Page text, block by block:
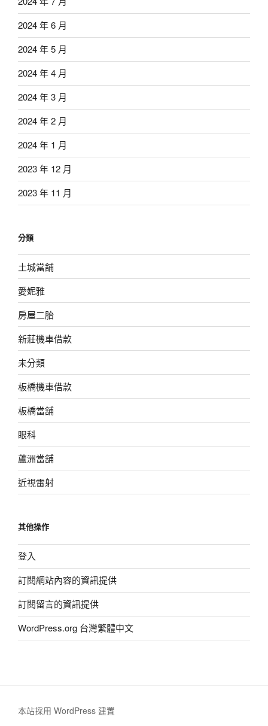
2024 年 6 月
2024 年 5 月
2024 年 4 月
2024 年 3 月
2024 年 2 月
2024 年 1 月
2023 年 12 月
2023 年 11 月
分類
土城當舖
愛妮雅
房屋二胎
新莊機車借款
未分類
板橋機車借款
板橋當舖
眼科
蘆洲當舖
近視雷射
其他操作
登入
訂閱網站內容的資訊提供
訂閱留言的資訊提供
WordPress.org 台灣繁體中文
本站採用 WordPress 建置